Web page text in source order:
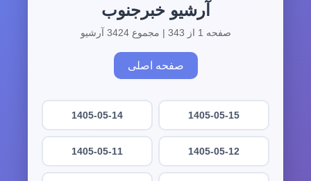
آرشیو خبرجنوب
صفحه 1 از 343 | مجموع 3424 آرشیو
صفحه اصلی
1405-05-15
1405-05-14
1405-05-12
1405-05-11